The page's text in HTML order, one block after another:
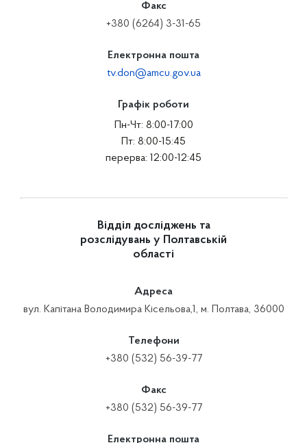
Факс
+380 (6264) 3-31-65
Електронна пошта
tv.don@amcu.gov.ua
Графік роботи
Пн-Чт: 8:00-17:00
Пт: 8:00-15:45
перерва: 12:00-12:45
Відділ досліджень та
розслідувань у Полтавській
області
Адреса
вул. Капітана Володимира Кісельова,1, м. Полтава, 36000
Телефони
+380 (532) 56-39-77
Факс
+380 (532) 56-39-77
Електронна пошта